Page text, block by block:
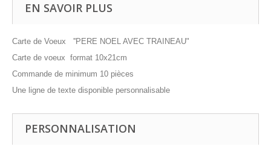
EN SAVOIR PLUS
Carte de Voeux ''PERE NOEL AVEC TRAINEAU"
Carte de voeux format 10x21cm
Commande de minimum 10 pièces
Une ligne de texte disponible personnalisable
PERSONNALISATION